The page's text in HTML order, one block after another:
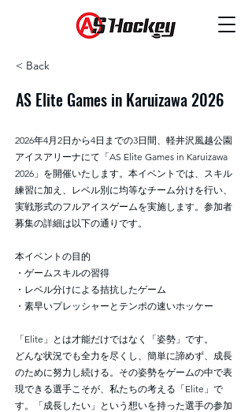
< Back
AS Elite Games in Karuizawa 2026
2026年4月2日から4日までの3日間、軽井沢風越公園
アイスアリーナにて「AS Elite Games in Karuizawa
2026」を開催いたします。本イベントでは、スキル
練習に加え、レベル別に均等なチーム分けを行い、
実戦形式のフルアイスゲームを実施します。参加者
募集の詳細は以下の通りです。
本イベントの目的
・ゲームスキルの習得
・レベル分けによる拮抗したゲーム
・素早いプレッシャーとテンポの速いホッケー
「Elite」とは才能だけではなく「姿勢」です。
どんな状況でも全力を尽くし、簡単に諦めず、成長
のために努力し続ける。その姿勢をゲームの中で表
現できる選手こそが、私たちの考える「Elite」で
す。「成長したい」という想いを持った選手の参加